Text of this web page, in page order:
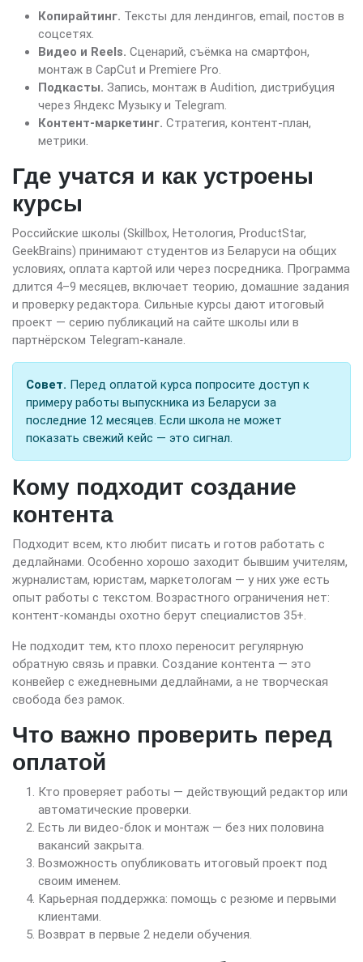
Копирайтинг. Тексты для лендингов, email, постов в
соцсетях.
Видео и Reels. Сценарий, съёмка на смартфон,
монтаж в CapCut и Premiere Pro.
Подкасты. Запись, монтаж в Audition, дистрибуция
через Яндекс Музыку и Telegram.
Контент-маркетинг. Стратегия, контент-план,
метрики.
Где учатся и как устроены
курсы
Российские школы (Skillbox, Нетология, ProductStar,
GeekBrains) принимают студентов из Беларуси на общих
условиях, оплата картой или через посредника. Программа
длится 4–9 месяцев, включает теорию, домашние задания
и проверку редактора. Сильные курсы дают итоговый
проект — серию публикаций на сайте школы или в
партнёрском Telegram-канале.
Совет. Перед оплатой курса попросите доступ к
примеру работы выпускника из Беларуси за
последние 12 месяцев. Если школа не может
показать свежий кейс — это сигнал.
Кому подходит создание
контента
Подходит всем, кто любит писать и готов работать с
дедлайнами. Особенно хорошо заходит бывшим учителям,
журналистам, юристам, маркетологам — у них уже есть
опыт работы с текстом. Возрастного ограничения нет:
контент-команды охотно берут специалистов 35+.
Не подходит тем, кто плохо переносит регулярную
обратную связь и правки. Создание контента — это
конвейер с ежедневными дедлайнами, а не творческая
свобода без рамок.
Что важно проверить перед
оплатой
Кто проверяет работы — действующий редактор или
автоматические проверки.
Есть ли видео-блок и монтаж — без них половина
вакансий закрыта.
Возможность опубликовать итоговый проект под
своим именем.
Карьерная поддержка: помощь с резюме и первыми
клиентами.
Возврат в первые 2 недели обучения.